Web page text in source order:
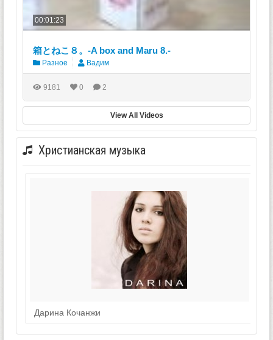
00:01:23
箱とねこ８。-A box and Maru 8.-
Разное Вадим
9181 0 2
View All Videos
Христианская музыка
Дарина Кочанжи